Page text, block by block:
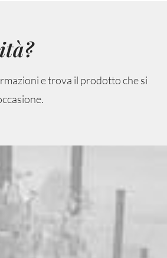
e trova il prodotto che si